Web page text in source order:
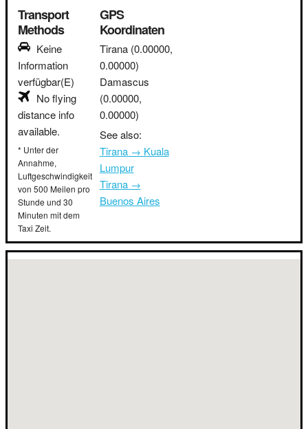
Transport
Methods
Keine
Information
verfügbar(E)
No flying
distance info
available.
* Unter der
Annahme,
Luftgeschwindigkeit
von 500 Meilen pro
Stunde und 30
Minuten mit dem
Taxi Zeit.
GPS
Koordinaten
Tirana (0.00000,
0.00000)
Damascus
(0.00000,
0.00000)
See also:
Tirana → Kuala
Lumpur
Tirana →
Buenos Aires